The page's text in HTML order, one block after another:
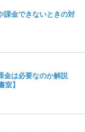
課金できないときの対
金は必要なのか解説
室】